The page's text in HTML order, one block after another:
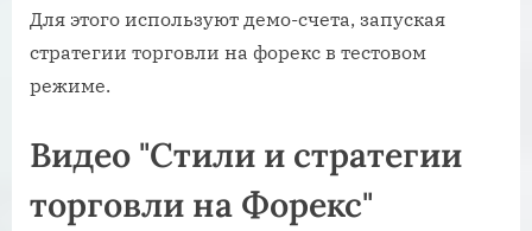
Для этого используют демо-счета, запуская
стратегии торговли на форекс в тестовом
режиме.
Видео "Стили и стратегии
торговли на Форекс"